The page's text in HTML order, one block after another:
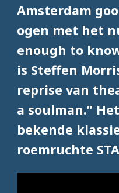
Amsterdam
ogen met het
enough to
is Steffen
reprise van
a soulman.”
bekende
roemruchte